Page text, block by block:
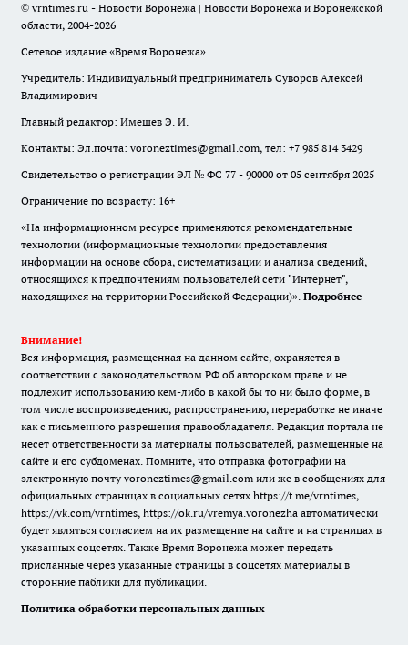
© vrntimes.ru - Новости Воронежа | Новости Воронежа и Воронежской
области, 2004-2026
Сетевое издание «Время Воронежа»
Учредитель: Индивидуальный предприниматель Суворов Алексей
Владимирович
Главный редактор: Имешев Э. И.
Контакты: Эл.почта: voroneztimes@gmail.com, тел: +7 985 814 3429
Свидетельство о регистрации ЭЛ № ФС 77 - 90000 от 05 сентября 2025
Ограничение по возрасту: 16+
«На информационном ресурсе применяются рекомендательные
технологии (информационные технологии предоставления
информации на основе сбора, систематизации и анализа сведений,
относящихся к предпочтениям пользователей сети "Интернет",
находящихся на территории Российской Федерации)». Подробнее
Внимание!
Вся информация, размещенная на данном сайте, охраняется в
соответствии с законодательством РФ об авторском праве и не
подлежит использованию кем-либо в какой бы то ни было форме, в
том числе воспроизведению, распространению, переработке не иначе
как с письменного разрешения правообладателя. Редакция портала не
несет ответственности за материалы пользователей, размещенные на
сайте и его субдоменах. Помните, что отправка фотографии на
электронную почту voroneztimes@gmail.com или же в сообщениях для
официальных страницах в социальных сетях https://t.me/vrntimes,
https://vk.com/vrntimes, https://ok.ru/vremya.voronezha автоматически
будет являться согласием на их размещение на сайте и на страницах в
указанных соцсетях. Также Время Воронежа может передать
присланные через указанные страницы в соцсетях материалы в
сторонние паблики для публикации.
Политика обработки персональных данных